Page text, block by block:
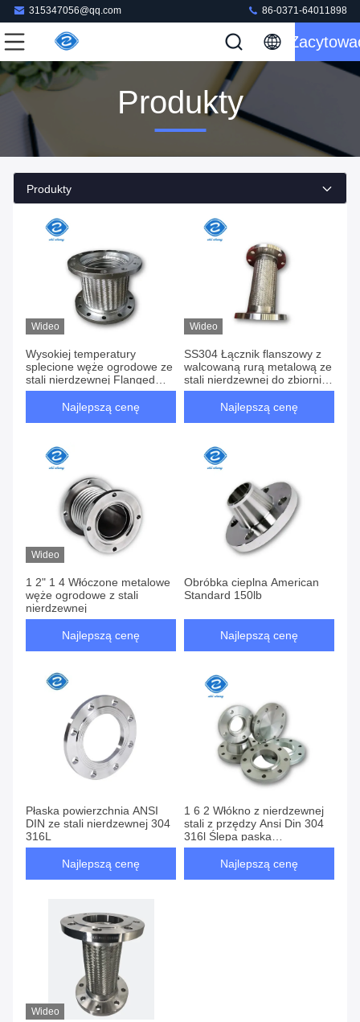
315347056@qq.com 86-0371-64011898
Produkty
Produkty
Wideo
Wysokiej temperatury
splecione węże ogrodowe ze
stali nierdzewnej Flanged
Producenci wysokiej
temperatury gazu
przenoszącego metalowe
hydrauliczny węże elastyczne
ze stali nierdzewnej,Środek
chemiczny
Najlepszą cenę
Wideo
SS304 Łącznik flanszowy z
walcowaną rurą metalową ze
stali nierdzewnej do zbiornika
klimatyzacji pary DN32
DN3000mmNajlepszą cenę
Wideo
1 2" 1 4 Włóczone metalowe
węże ogrodowe z stali
nierdzewnej
Najlepszą cenę
Obróbka cieplna American
Standard 150lb
Najlepszą cenę
Płaska powierzchnia ANSI
DIN ze stali nierdzewnej 304
316L
Najlepszą cenę
1 6 2 Włókno z nierdzewnej
stali z przędzy Ansi Din 304
316l Ślepa paska
dostarczana bezpłatnie
ISO9001Najlepszą cenę
Wideo